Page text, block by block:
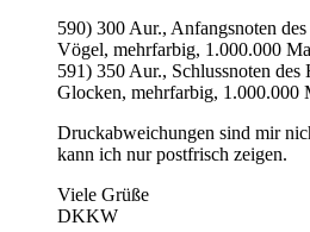
590) 300 Aur., Anfangsnoten
Vögel, mehrfarbig, 1.000.000
591) 350 Aur., Schlussnoten
Glocken, mehrfarbig, 1.000.000
Druckabweichungen sind mir
kann ich nur postfrisch zeigen.
Viele Grüße
DKKW